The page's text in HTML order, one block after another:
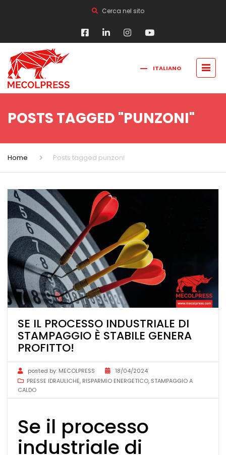
Cerca nel sito
ITALIANO
POSTS TAGGED "PUNZONI"
Home Posts tagged punzoni
SE IL PROCESSO INDUSTRIALE DI
STAMPAGGIO È STABILE GENERA
PROFITTO!
posted by: MECOLPRESS
18/04/2024
PRESSE IDRAULICHE, RISPARMIO ENERGETICO, STAMPAGGIO A
CALDO
Se il processo
industriale di